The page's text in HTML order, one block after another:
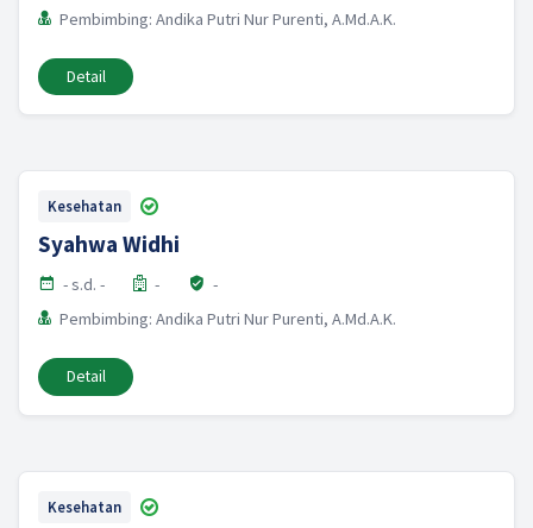
Pembimbing: Andika Putri Nur Purenti, A.Md.A.K.
Detail
Kesehatan
Syahwa Widhi
- s.d. - -
-
Pembimbing: Andika Putri Nur Purenti, A.Md.A.K.
Detail
Kesehatan